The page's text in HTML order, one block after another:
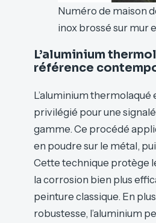
Numéro de maison
inox brossé sur mur
L’aluminium
référence
L’aluminium thermolaqué
privilégié pour une
gamme. Ce procédé
en poudre sur le métal,
Cette technique protège
la corrosion bien plus
peinture classique. En
robustesse, l’aluminium